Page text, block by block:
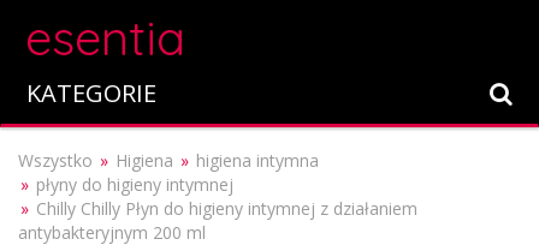
esentia
KATEGORIE
Wszystko Higiena
higiena intymna
płyny do higieny intymnej
Chilly Chilly Płyn do higieny intymnej z działaniem
antybakteryjnym 200 ml